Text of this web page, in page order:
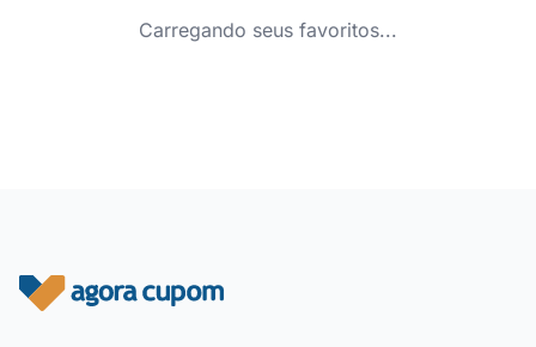
Carregando seus favoritos...
Rodapé do site